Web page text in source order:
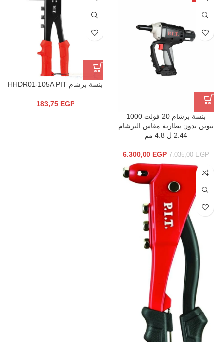
بنسة برشام 20 فولت 1000
نیوتن بدون بطاریة مقاس البرشام
2.44 ل 4.8 مم
7.035,00EGP
6.300,00 EGP
بنسة برشام HHDR01-105A PIT
183,75 EGP